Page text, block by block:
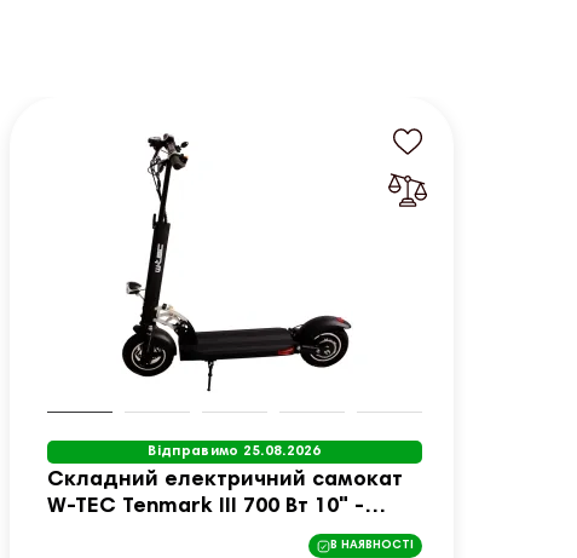
Відправимо 25.08.2026
Складний електричний самокат
W-TEC Tenmark III 700 Вт 10" -
В НАЯВНОСТІ